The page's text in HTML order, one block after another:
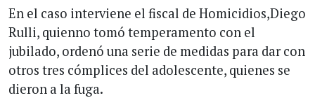
En el caso interviene el fiscal de Homicidios,Diego
Rulli, quienno tomó temperamento con el
jubilado, ordenó una serie de medidas para dar con
otros tres cómplices del adolescente, quienes se
dieron a la fuga.